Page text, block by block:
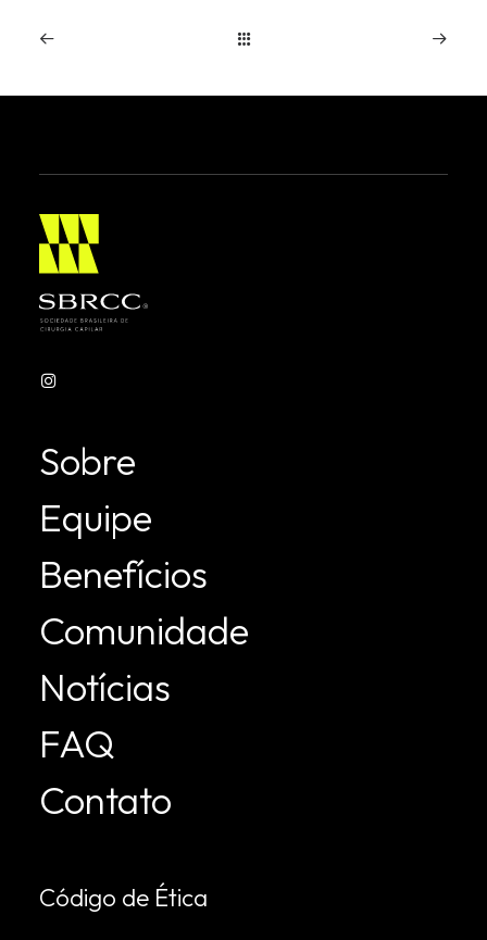
SBRCC realiza primeira Jornada
países em cinco noites de programação ao…
Sobre
Equipe
Benefícios
Comunidade
Notícias
FAQ
Contato
Código de Ética